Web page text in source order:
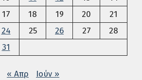
17 18 19 20
21
24 25 26 27
28
31
« Απρ Ιούν »